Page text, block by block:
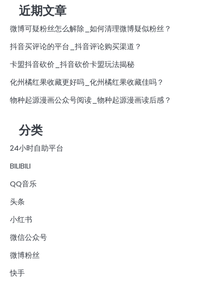
近期文章
微博可疑粉丝怎么解除_如何清理微博疑似粉丝？
抖音买评论的平台_抖音评论购买渠道？
卡盟抖音砍价_抖音砍价卡盟玩法揭秘
化州橘红果收藏更好吗_化州橘红果收藏佳吗？
物种起源漫画公众号阅读_物种起源漫画读后感？
分类
24小时自助平台
BILIBILI
QQ音乐
头条
小红书
微信公众号
微博粉丝
快手